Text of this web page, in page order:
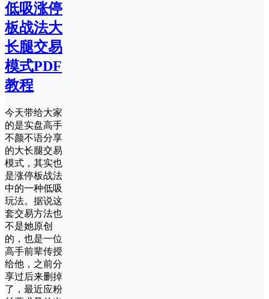
低吸涨停
板战法大
长腿交易
模式PDF
教程
今天带给大家
的是实盘高手
不颜不语分享
的大长腿交易
模式，其实也
是涨停板战法
中的一种低吸
玩法。据说这
套交易方法也
不是她原创
的，也是一位
高手前辈传授
给他，之前分
享过后来删掉
了，最近应粉